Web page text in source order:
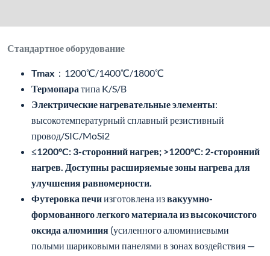
Стандартное оборудование
Tmax ：1200℃/1400℃/1800℃
Термопара типа K/S/B
Электрические нагревательные элементы:
высокотемпературный сплавный резистивный
провод/SIC/MoSi2
≤1200°C: 3-сторонний нагрев; >1200°C: 2-сторонний
нагрев. Доступны расширяемые зоны нагрева для
улучшения равномерности.
Футеровка печиизготовлена извакуумно-
формованного легкого материала из высокочистого
оксида алюминия (усиленного алюминиевыми
полыми шариковыми панелями в зонах воздействия —